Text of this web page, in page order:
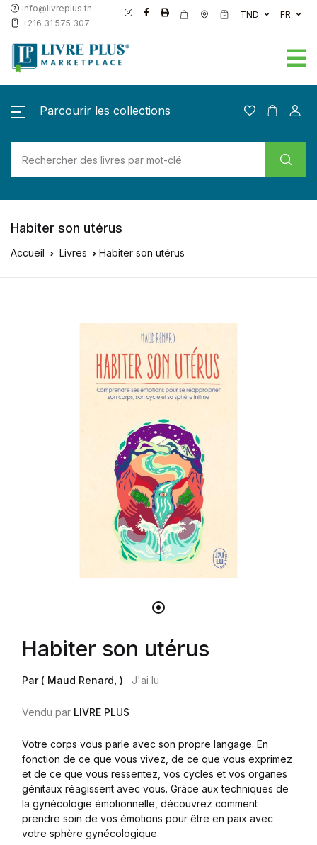
info@livreplus.tn
+216 31 575 307
TND FR
Parcourir les collections
Habiter son utérus
Accueil Livres Habiter son utérus
Habiter son utérus
Par ( Maud Renard, ) J'ai lu
Vendu par LIVRE PLUS
Votre corps vous parle avec son propre langage. En
fonction de ce que vous vivez, de ce que vous exprimez
et de ce que vous ressentez, vos cycles et vos organes
génitaux réagissent avec vous. Grâce aux techniques de
la gynécologie émotionnelle, découvrez comment
prendre soin de vos émotions pour être en paix avec
votre sphère gynécologique.